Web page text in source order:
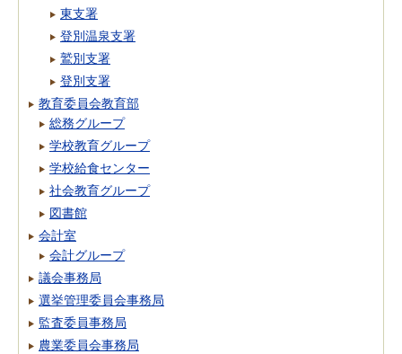
東支署
登別温泉支署
鷲別支署
登別支署
教育委員会教育部
総務グループ
学校教育グループ
学校給食センター
社会教育グループ
図書館
会計室
会計グループ
議会事務局
選挙管理委員会事務局
監査委員事務局
農業委員会事務局